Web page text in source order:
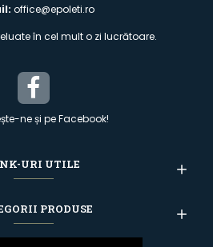
office@epoleti.ro
în cel mult o zi lucrătoare.
ne și pe Facebook!
URI UTILE
PRODUSE